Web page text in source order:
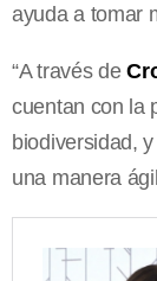
ayuda a tomar
“A través de
cuentan con la
biodiversidad,
una manera